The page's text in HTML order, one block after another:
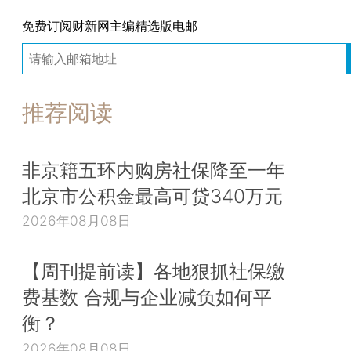
免费订阅财新网主编精选版电邮
推荐阅读
非京籍五环内购房社保降至一年
北京市公积金最高可贷340万元
2026年08月08日
【周刊提前读】各地狠抓社保缴
费基数 合规与企业减负如何平
衡？